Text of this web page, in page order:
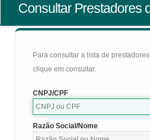
Consultar Prestadores
Para consultar a lista de
clique em consultar.
CNPJ/CPF
Razão Social/Nome